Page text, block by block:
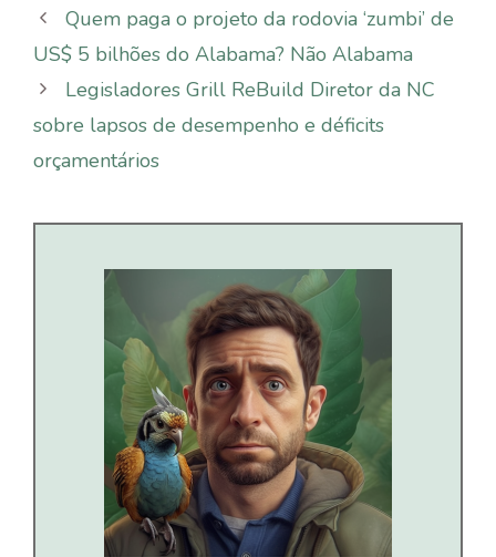
Quem paga o projeto da rodovia ‘zumbi’ de
US$ 5 bilhões do Alabama? Não Alabama
Legisladores Grill ReBuild Diretor da NC
sobre lapsos de desempenho e déficits
orçamentários